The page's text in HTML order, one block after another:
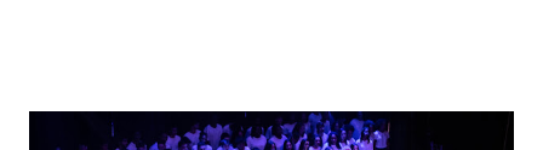
do projeto Música para Todos. (FOTO: Divulgação/Assessoria) Laila